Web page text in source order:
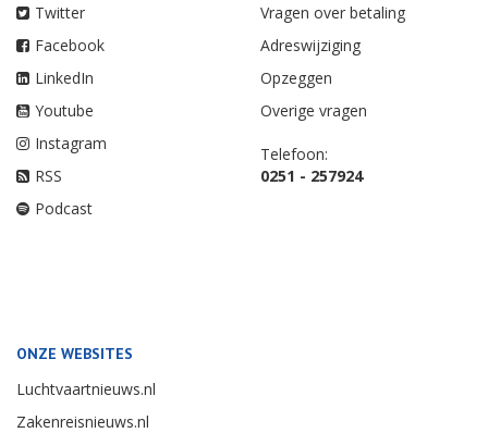
Twitter
Facebook
LinkedIn
Youtube
Instagram
RSS
Podcast
Vragen over betaling
Adreswijziging
Opzeggen
Overige vragen
Telefoon:
0251 - 257924
ONZE WEBSITES
Luchtvaartnieuws.nl
Zakenreisnieuws.nl